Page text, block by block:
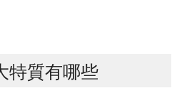
特質有哪些